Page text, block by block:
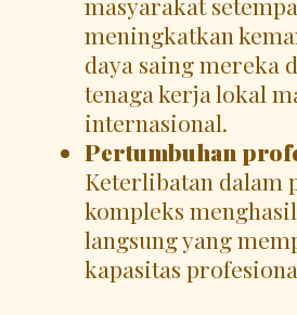
meningkatkan
daya saing mereka
tenaga kerja lokal
internasional.
Pertumbuhan
Keterlibatan dalam
kompleks
langsung yang
kapasitas